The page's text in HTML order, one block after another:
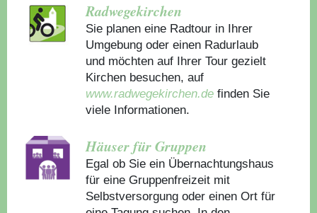
Radwegekirchen
Sie planen eine Radtour in Ihrer
Umgebung oder einen Radurlaub
und möchten auf Ihrer Tour gezielt
Kirchen besuchen, auf
www.radwegekirchen.de finden Sie
viele Informationen.
Häuser für Gruppen
Egal ob Sie ein Übernachtungshaus
für eine Gruppenfreizeit mit
Selbstversorgung oder einen Ort für